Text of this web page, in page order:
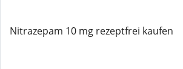
Nitrazepam 10 mg rezeptfrei kaufen